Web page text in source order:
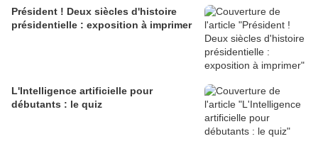
Président ! Deux siècles d'histoire
présidentielle : exposition à imprimer
L'Intelligence artificielle pour
débutants : le quiz